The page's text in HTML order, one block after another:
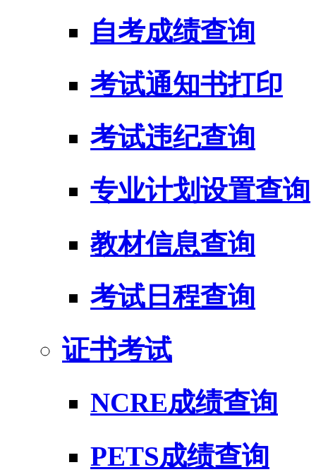
自考成绩查询
考试通知书打印
考试违纪查询
专业计划设置查询
教材信息查询
考试日程查询
证书考试
NCRE成绩查询
PETS成绩查询